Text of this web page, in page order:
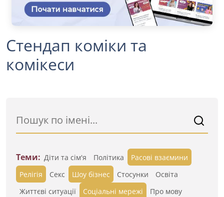
Стендап коміки та
комікеси
Теми: Діти та сім'я Політика
Расові взаємини
Релігія
Секс Шоу бізнес Стосунки
Освіта
Життєві ситуації
Cоціальні мережі Про мову